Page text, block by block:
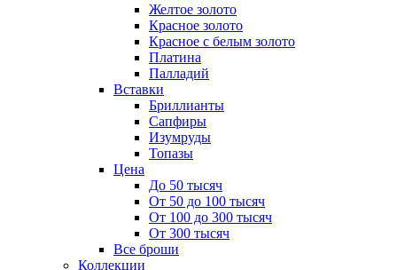
Желтое золото
Красное золото
Красное с белым золото
Платина
Палладий
Вставки
Бриллианты
Сапфиры
Изумруды
Топазы
Цена
До 50 тысяч
От 50 до 100 тысяч
От 100 до 300 тысяч
От 300 тысяч
Все броши
Коллекции